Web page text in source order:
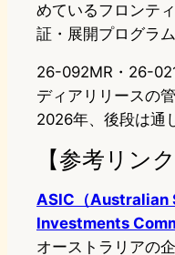
めているフロンテ
証・展開プログラム
26-092MR・26-
ディアリリースの
2026年、後段は通
【参考リンク
ASIC（Australian
Investments
オーストラリアの